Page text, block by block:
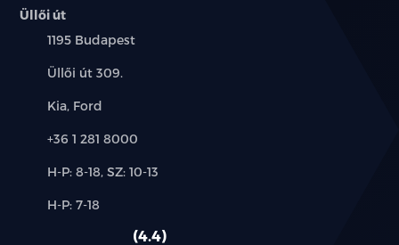
Üllői út
Település:
1195 Budapest
Cím:
Üllői út 309.
Márkák:
Kia, Ford
Telefon:
+36 1 281 8000
Új-
használt
H-P: 8-18, SZ: 10-13
Alkatrész,
H-P: 7-18
4.4